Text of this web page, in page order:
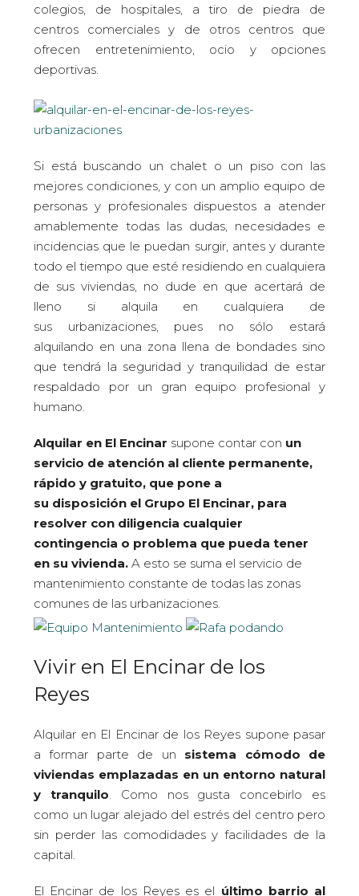
colegios, de hospitales, a tiro de piedra de
centros comerciales y de otros centros que
ofrecen entretenimiento, ocio y opciones
deportivas.
Si está buscando un chalet o un piso con las
mejores condiciones, y con un amplio equipo de
personas y profesionales dispuestos a atender
amablemente todas las dudas, necesidades e
incidencias que le puedan surgir, antes y durante
todo el tiempo que esté residiendo en cualquiera
de sus viviendas, no dude en que acertará de
lleno si alquila en cualquiera de
sus urbanizaciones, pues no sólo estará
alquilando en una zona llena de bondades sino
que tendrá la seguridad y tranquilidad de estar
respaldado por un gran equipo profesional y
humano.
Alquilar en El Encinar supone contar con un
servicio de atención al cliente permanente,
rápido y gratuito, que pone a
su disposición el Grupo El Encinar, para
resolver con diligencia cualquier
contingencia o problema que pueda tener
en su vivienda. A esto se suma el servicio de
mantenimiento constante de todas las zonas
comunes de las urbanizaciones.
Vivir en El Encinar de los
Reyes
Alquilar en El Encinar de los Reyes supone pasar
a formar parte de un sistema cómodo de
viviendas emplazadas en un entorno natural
y tranquilo . Como nos gusta concebirlo es
como un lugar alejado del estrés del centro pero
sin perder las comodidades y facilidades de la
capital.
El Encinar de los Reyes es el último barrio al